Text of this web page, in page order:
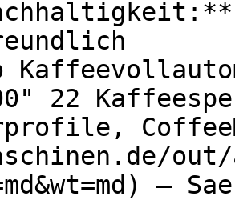
00" 22
out/
—